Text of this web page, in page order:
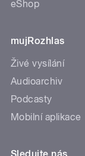
eShop
mujRozhlas
Živé vysílání
Audioarchiv
Podcasty
Mobilní aplikace